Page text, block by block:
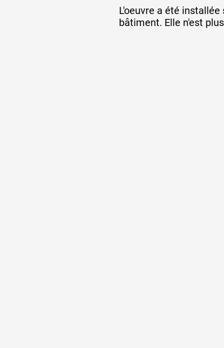
RéseauL'oeuvre a été
bâtiment. Elle n'est